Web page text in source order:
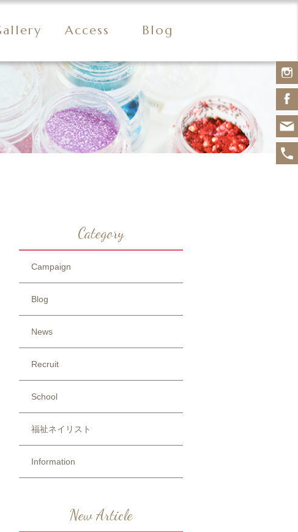
Access Blog
Category
Campaign
Blog
News
Recruit
School
福祉ネイリスト
Information
New Article